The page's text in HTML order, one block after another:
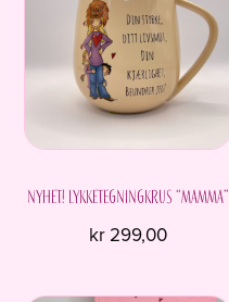
NYHET! Lykketegningkrus “Mamma”
kr 299,00